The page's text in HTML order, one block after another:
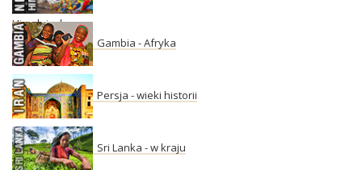
Himalajach
Gambia - Afryka
Persja - wieki historii
Sri Lanka - w kraju